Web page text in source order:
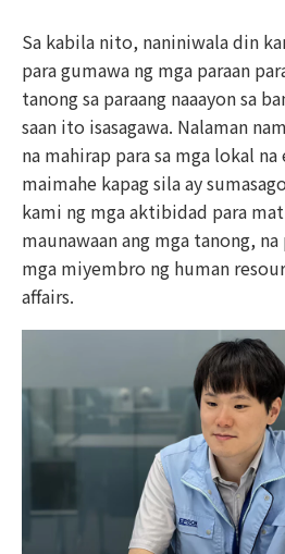
Sa kabila nito, naniniwala din
para gumawa ng mga paraan
tanong sa paraang naaayon sa
saan ito isasagawa. Nalaman
na mahirap para sa mga lokal
maimahe kapag sila ay
kami ng mga aktibidad para
maunawaan ang mga tanong,
mga miyembro ng human
affairs.